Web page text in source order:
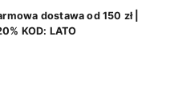
dostawa od 150 zł |
KOD: LATO